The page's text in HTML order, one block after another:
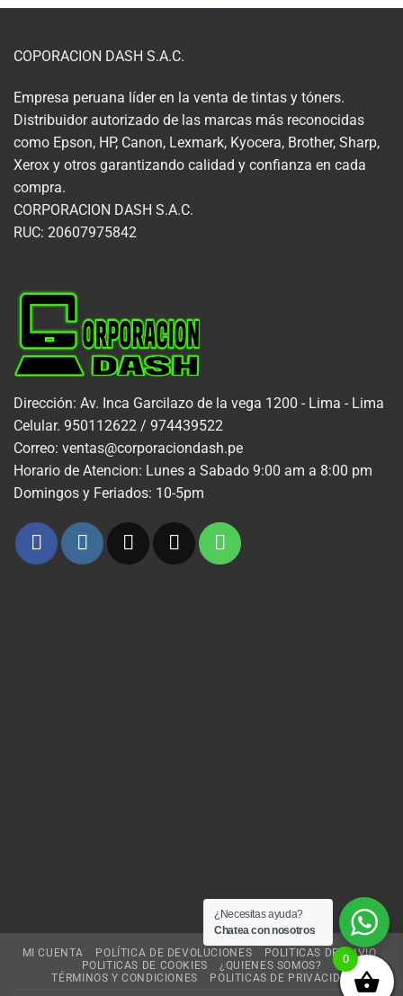
COPORACION DASH S.A.C.
Empresa peruana líder en la venta de tintas y tóners.
Distribuidor autorizado de las marcas más reconocidas
como Epson, HP, Canon, Lexmark, Kyocera, Brother, Sharp,
Xerox y otros garantizando calidad y confianza en cada
compra.
CORPORACION DASH S.A.C.
RUC: 20607975842
Dirección: Av. Inca Garcilazo de la vega 1200 - Lima - Lima
Celular. 950112622 / 974439522
Correo: ventas@corporaciondash.pe
Horario de Atencion: Lunes a Sabado 9:00 am a 8:00 pm
Domingos y Feriados: 10-5pm
MI CUENTA POLÍTICA DE DEVOLUCIONES
POLITICAS DE ENVIO
POLITICAS DE COOKIES
¿QUIENES SOMOS?
TÉRMINOS Y CONDICIONES
POLITICAS DE PRIVACIDAD
¿Necesitas ayuda?
Chatea con nosotros
0